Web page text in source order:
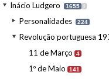
Inácio Ludgero 1655 I
Personalidades 224
Revolução portuguesa
11 de Março 4
1º de Maio 141